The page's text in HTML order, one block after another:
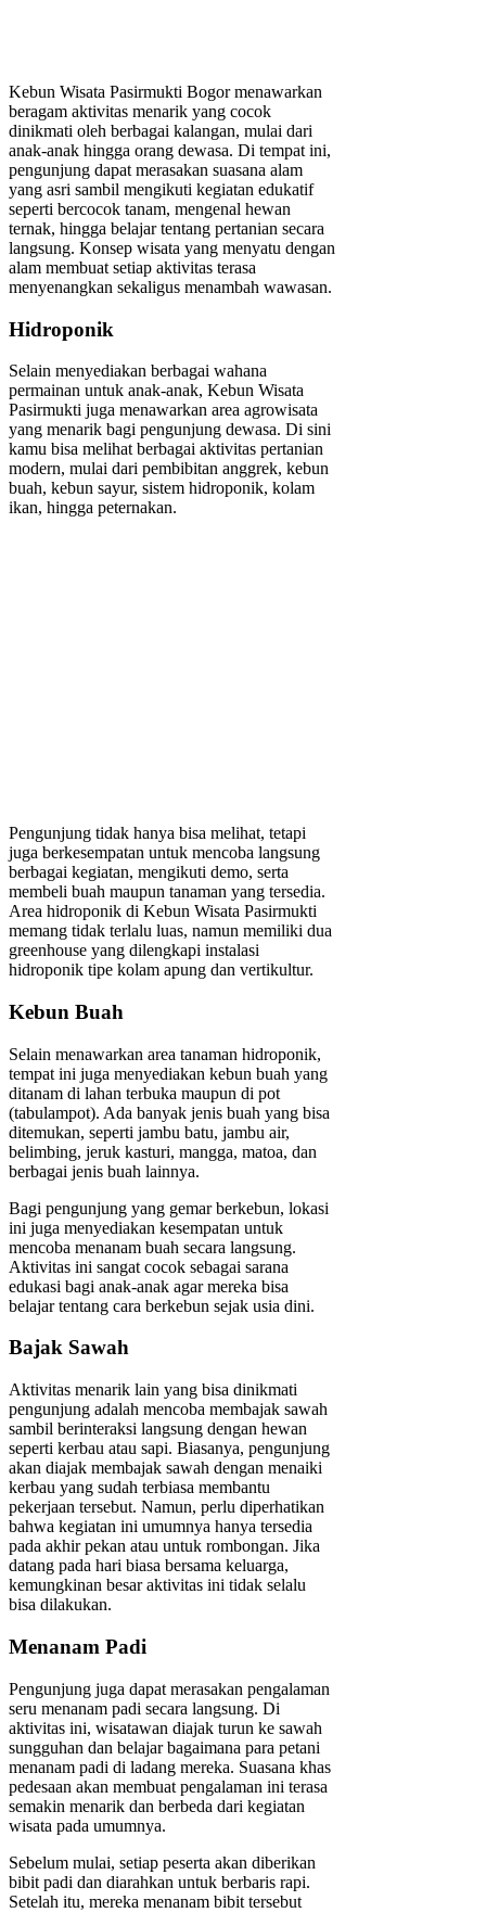
Kebun Wisata Pasirmukti Bogor menawarkan
beragam aktivitas menarik yang cocok
dinikmati oleh berbagai kalangan, mulai dari
anak-anak hingga orang dewasa. Di tempat ini,
pengunjung dapat merasakan suasana alam
yang asri sambil mengikuti kegiatan edukatif
seperti bercocok tanam, mengenal hewan
ternak, hingga belajar tentang pertanian secara
langsung. Konsep wisata yang menyatu dengan
alam membuat setiap aktivitas terasa
menyenangkan sekaligus menambah wawasan.
Hidroponik
Selain menyediakan berbagai wahana
permainan untuk anak-anak, Kebun Wisata
Pasirmukti juga menawarkan area agrowisata
yang menarik bagi pengunjung dewasa. Di sini
kamu bisa melihat berbagai aktivitas pertanian
modern, mulai dari pembibitan anggrek, kebun
buah, kebun sayur, sistem hidroponik, kolam
ikan, hingga peternakan.
Pengunjung tidak hanya bisa melihat, tetapi
juga berkesempatan untuk mencoba langsung
berbagai kegiatan, mengikuti demo, serta
membeli buah maupun tanaman yang tersedia.
Area hidroponik di Kebun Wisata Pasirmukti
memang tidak terlalu luas, namun memiliki dua
greenhouse yang dilengkapi instalasi
hidroponik tipe kolam apung dan vertikultur.
Kebun Buah
Selain menawarkan area tanaman hidroponik,
tempat ini juga menyediakan kebun buah yang
ditanam di lahan terbuka maupun di pot
(tabulampot). Ada banyak jenis buah yang bisa
ditemukan, seperti jambu batu, jambu air,
belimbing, jeruk kasturi, mangga, matoa, dan
berbagai jenis buah lainnya.
Bagi pengunjung yang gemar berkebun, lokasi
ini juga menyediakan kesempatan untuk
mencoba menanam buah secara langsung.
Aktivitas ini sangat cocok sebagai sarana
edukasi bagi anak-anak agar mereka bisa
belajar tentang cara berkebun sejak usia dini.
Bajak Sawah
Aktivitas menarik lain yang bisa dinikmati
pengunjung adalah mencoba membajak sawah
sambil berinteraksi langsung dengan hewan
seperti kerbau atau sapi. Biasanya, pengunjung
akan diajak membajak sawah dengan menaiki
kerbau yang sudah terbiasa membantu
pekerjaan tersebut. Namun, perlu diperhatikan
bahwa kegiatan ini umumnya hanya tersedia
pada akhir pekan atau untuk rombongan. Jika
datang pada hari biasa bersama keluarga,
kemungkinan besar aktivitas ini tidak selalu
bisa dilakukan.
Menanam Padi
Pengunjung juga dapat merasakan pengalaman
seru menanam padi secara langsung. Di
aktivitas ini, wisatawan diajak turun ke sawah
sungguhan dan belajar bagaimana para petani
menanam padi di ladang mereka. Suasana khas
pedesaan akan membuat pengalaman ini terasa
semakin menarik dan berbeda dari kegiatan
wisata pada umumnya.
Sebelum mulai, setiap peserta akan diberikan
bibit padi dan diarahkan untuk berbaris rapi.
Setelah itu, mereka menanam bibit tersebut